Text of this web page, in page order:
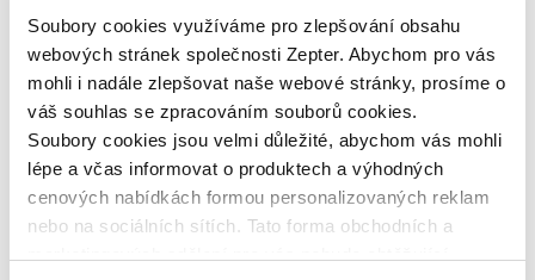
Soubory cookies využíváme pro zlepšování obsahu
webových stránek společnosti Zepter. Abychom pro vás
mohli i nadále zlepšovat naše webové stránky, prosíme o
váš souhlas se zpracováním souborů cookies.
Soubory cookies jsou velmi důležité, abychom vás mohli
lépe a včas informovat o produktech a výhodných
cenových nabídkách formou personalizovaných reklam
nebo na sociálních sítích. Tato forma obchodních a
BIOPTRON PRO1 A OXY SPREJ -